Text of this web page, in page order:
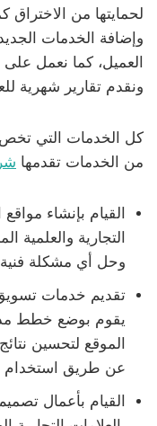
لحمايتها من
وإضافة الخدمات
العميل، كما نعمل
ونقدم تقارير شهرية
كل الخدمات التي تخص
من الخدمات تقدمها
القيام بإنشاء
التجارية
وحل أي مشكلة فنية
تقديم خدمات
يقوم بوضع خطط
الموقع لتحسين
عن طريق
القيام بأعمال